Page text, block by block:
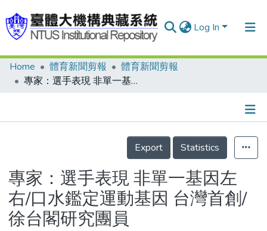
Log In
Communities & Collections
Statistics
Home 體育新聞剪報
體育新聞剪報
專家：選手表現 非單一基因左右/口水鑑定運動基因 台灣首創/徐台閣研究團員
Details
Export
Statistics
專家：選手表現 非單一基因左
右/口水鑑定運動基因 台灣首創/
徐台閣研究團員